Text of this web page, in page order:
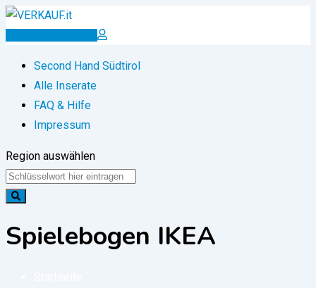
Zum
Inserat erstellen
Second Hand Südtirol
Alle Inserate
FAQ & Hilfe
Impressum
Region auswählen
Spielebogen IKEA